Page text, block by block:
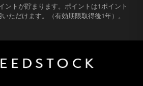
ントが貯まります。ポイントは1ポイント
ただけます。（有効期限取得後1年）。